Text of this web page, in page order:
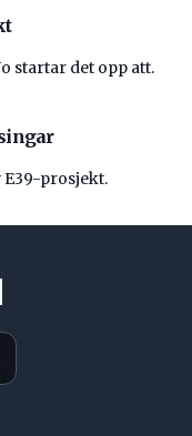
startar det opp att.
prosjekt.